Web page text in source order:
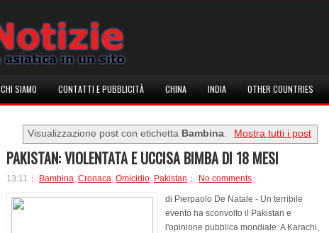
CHI SIAMO CONTATTI E PUBBLICITÀ CHINA INDIA OTHER COUNTRIES
Visualizzazione post con etichetta Bambina. Mostra tutti i post
PAKISTAN: VIOLENTATA E UCCISA BIMBA DI 18 MESI
13:11 Bambina Cronaca Omicidio Pakistan No comments
di Pierpaolo De Natale - Un terribile
evento ha sconvolto il Pakistan e
l'opinione pubblica mondiale. A Karachi,